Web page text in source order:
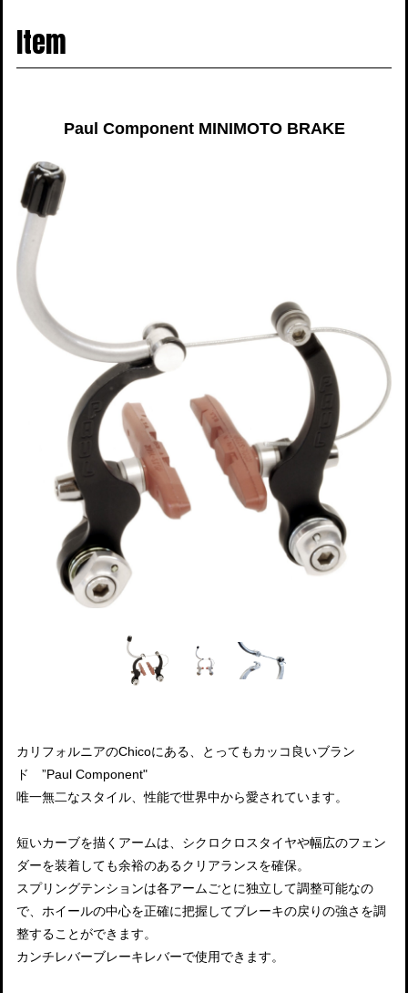
Item
Paul Component MINIMOTO BRAKE
カリフォルニアのChicoにある、とってもカッコ良いブラン
ド ”Paul Component"
唯一無二なスタイル、性能で世界中から愛されています。
短いカーブを描くアームは、シクロクロスタイヤや幅広のフェン
ダーを装着しても余裕のあるクリアランスを確保。
スプリングテンションは各アームごとに独立して調整可能なの
で、ホイールの中心を正確に把握してブレーキの戻りの強さを調
整することができます。
カンチレバーブレーキレバーで使用できます。